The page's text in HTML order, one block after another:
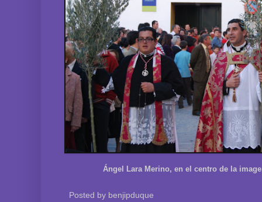
Ángel Lara Merino, en el centro de la
Posted by benjipduque